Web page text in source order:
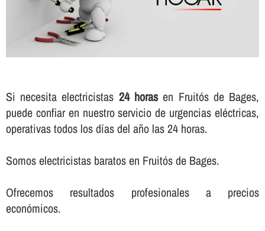
Si necesita electricistas 24 horasen Fruitós de Bages,
puede confiar en nuestro servicio de urgencias eléctricas,
operativas todos los dí­as del año las 24 horas.
Somos electricistas baratos en Fruitós de Bages.
Ofrecemos resultados profesionales a precios
económicos.